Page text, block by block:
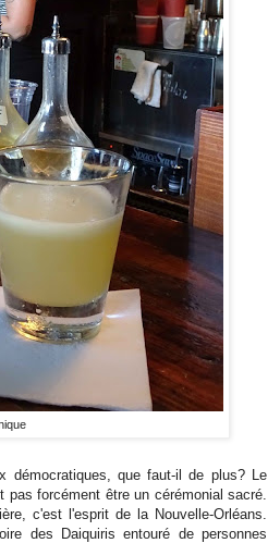
démocratiques, que faut-il de plus? Le
forcément être un cérémonial sacré.
c'est l'esprit de la Nouvelle-Orléans.
des Daiquiris entouré de personnes